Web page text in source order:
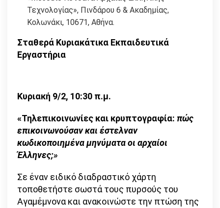
Τεχνολογίας», Πινδάρου 6 & Ακαδημίας,
Κολωνάκι, 10671, Αθήνα.
Σταθερά Κυριακάτικα Εκπαιδευτικά
Εργαστήρια
Κυριακή 9/2, 10:30 π.μ.
«Τηλεπικοινωνίες και κρυπτογραφία: πώς
επικοινωνούσαν και έστελναν
κωδικοποιημένα μηνύματα οι αρχαίοι
Έλληνες;»
Σε έναν ειδικό διαδραστικό χάρτη
τοποθετήστε σωστά τους πυρσούς του
Αγαµέµνονα και ανακοινώστε την πτώση της